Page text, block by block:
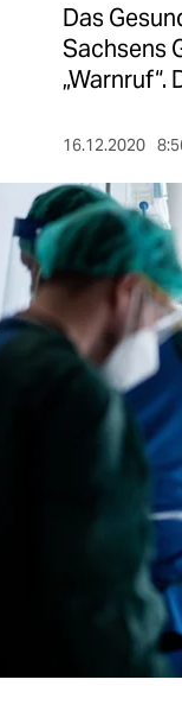
Das
Sachsens
„Warnruf“.
16.12.2020